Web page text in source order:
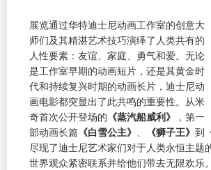
展览通过华特迪士尼动画工作室的创意大
师们及其精湛艺术技巧演绎了人类共有的
人性要素：友谊、家庭、勇气和爱。无论
是工作室早期的动画短片，还是其黄金时
代和持续复兴时期的动画长片，迪士尼动
画电影都突显出了此共鸣的重要性。从米
奇首次公开登场的 《蒸汽船威利》
，第一
部动画长篇 《白雪公主》 《狮子王》 到
尽现了迪士尼艺术家们对于人类永恒主题
世界观众紧密联系并给他们带去无限欢乐。